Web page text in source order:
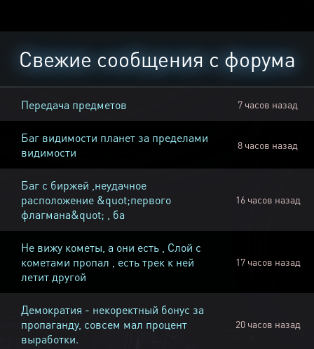
Свежие сообщения с форума
Передача предметов 7 часов назад
Баг видимости планет за пределами
видимости
8 часов назад
Баг с биржей ,неудачное
расположение &quot;первого
флагмана&quot; , ба
16 часов назад
Не вижу кометы, а они есть , Слой с
кометами пропал , есть трек к ней
летит другой
17 часов назад
Демократия - некоректный бонус за
пропаганду, совсем мал процент
выработки.
20 часов назад